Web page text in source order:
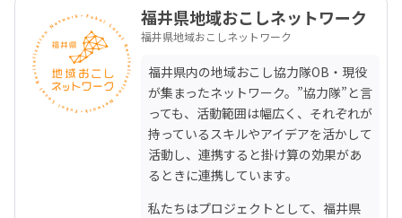
福井県地域おこしネットワーク
福井県地域おこしネットワーク
福井県内の地域おこし協力隊OB・現役
が集まったネットワーク。”協力隊”と言
っても、活動範囲は幅広く、それぞれが
持っているスキルやアイデアを活かして
活動し、連携すると掛け算の効果があ
るときに連携しています。
私たちはプロジェクトとして、福井県